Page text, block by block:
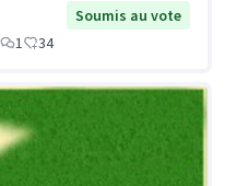
Soumis au vote
1 34